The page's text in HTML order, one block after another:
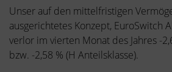
Unser auf den mittelfristigen
ausgerichtetes Konzept, EuroSwitch
verlor im vierten Monat des Jahres -
bzw. -2,58 % (H Anteilsklasse).